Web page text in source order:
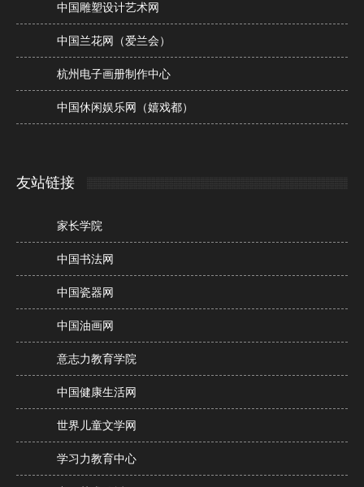
中国雕塑设计艺术网
中国兰花网（爱兰会）
杭州电子画册制作中心
中国休闲娱乐网（嬉戏都）
友站链接
家长学院
中国书法网
中国瓷器网
中国油画网
意志力教育学院
中国健康生活网
世界儿童文学网
学习力教育中心